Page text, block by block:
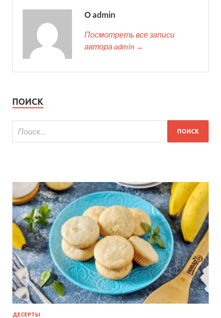
О admin
Посмотреть все записи
автора admin →
ПОИСК
ДЕСЕРТЫ